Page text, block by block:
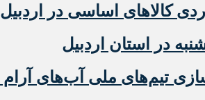
در استان اردبیل
تیم‌های ملی آب‌های آرام